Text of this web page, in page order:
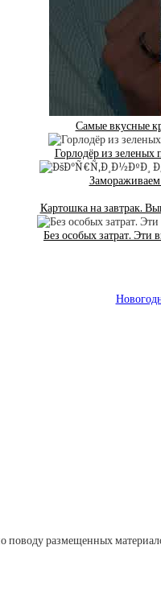
Самые вкусные
Горлодёр из зеленых
Замораживаем
Картошка на завтрак.
Без особых затрат.
поводу размещенных